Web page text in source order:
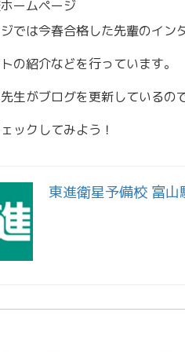
ームページ
では今春合格した先輩のイン
の紹介などを行っています。
生がブログを更新しているので
ックしてみよう！
東進衛星予備校 富山